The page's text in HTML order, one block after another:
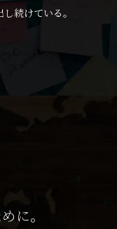
続けている。
に。